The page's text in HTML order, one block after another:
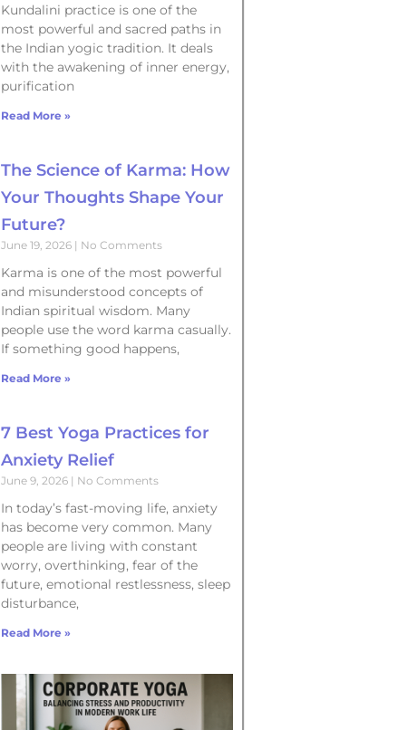
Kundalini practice is one of the
most powerful and sacred paths in
the Indian yogic tradition. It deals
with the awakening of inner energy,
purification
Read More »
The Science of Karma: How
Your Thoughts Shape Your
Future?
June 19, 2026 No Comments
Karma is one of the most powerful
and misunderstood concepts of
Indian spiritual wisdom. Many
people use the word karma casually.
If something good happens,
Read More »
7 Best Yoga Practices for
Anxiety Relief
June 9, 2026 No Comments
In today’s fast-moving life, anxiety
has become very common. Many
people are living with constant
worry, overthinking, fear of the
future, emotional restlessness, sleep
disturbance,
Read More »